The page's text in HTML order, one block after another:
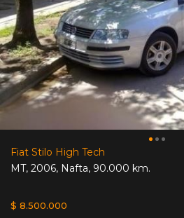
Fiat Stilo High Tech
MT, 2006, Nafta, 90.000 km.
$ 8.500.000